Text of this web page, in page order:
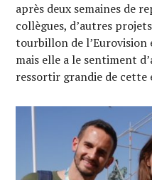
après deux semaines de
collègues, d’autres
tourbillon de l’Eurovision
mais elle a le sentiment
ressortir grandie de cette